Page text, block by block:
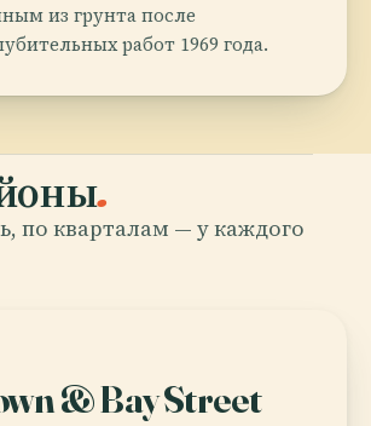
из грунта после
работ 1969 года.
.
по кварталам — у каждого
& Bay Street